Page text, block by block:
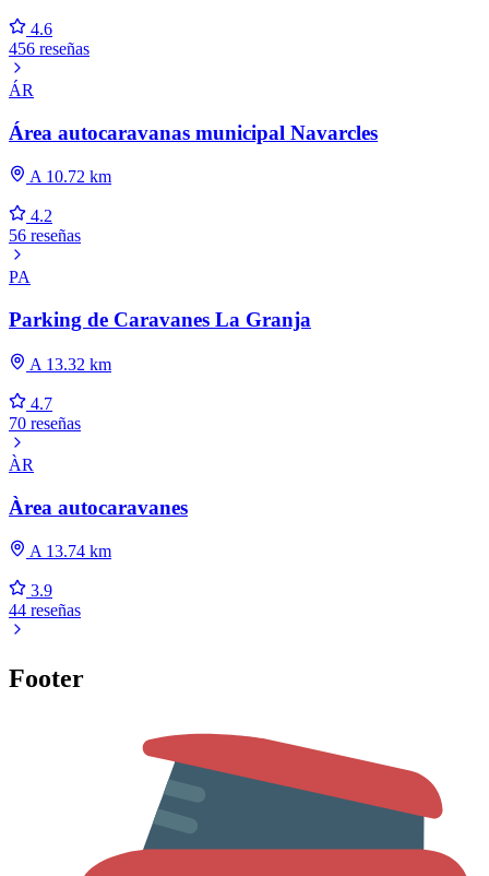
4.6
456 reseñas
ÁR
Área autocaravanas municipal Navarcles
A 10.72 km
4.2
56 reseñas
PA
Parking de Caravanes La Granja
A 13.32 km
4.7
70 reseñas
ÀR
Àrea autocaravanes
A 13.74 km
3.9
44 reseñas
Footer